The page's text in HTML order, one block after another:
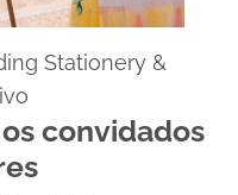
Stationery &
convidados